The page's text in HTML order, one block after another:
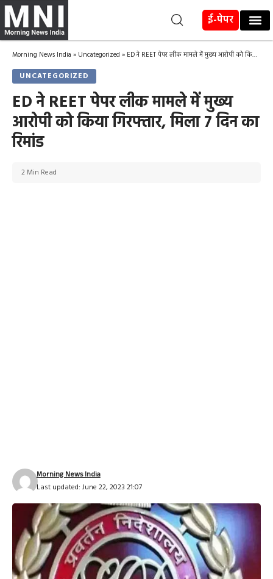
ई-पेपर
Morning News India » Uncategorized » ED ने REET पेपर लीक मामले में मुख्य आरोपी को किया गिरफ्तार, मिला 7 दिन का रिमांड
UNCATEGORIZED
ED ने REET पेपर लीक मामले में मुख्य
आरोपी को किया गिरफ्तार, मिला 7 दिन का
रिमांड
Last updated: June 22, 2023 21:07
Morning News India
2 Min Read